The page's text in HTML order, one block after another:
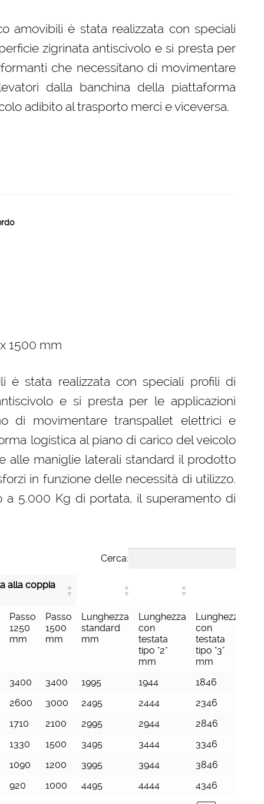
amovibili è stata realizzata con speciali
zigrinata antiscivolo e si presta per
che necessitano di movimentare
dalla banchina della piattaforma
adibito al trasporto merci e viceversa.
1500 mm
è stata realizzata con speciali profili di
e si presta per le applicazioni
di movimentare transpallet elettrici e
logistica al piano di carico del veicolo
alle maniglie laterali standard il prodotto
in funzione delle necessità di utilizzo.
a 5.000 Kg di portata, il superamento di
Cerca:
alla coppia
Passo
1250
mm
Passo
1500
mm
Lunghezza
standard
mm
Lunghezza
con
testata
tipo "2"
mm
Lunghezza
con
testata
tipo "3"
mm
3400 3400 1995 1944 1846
2600 3000 2495 2444 2346
1710 2100 2995 2944 2846
1330 1500 3495 3444 3346
1090 1200 3995 3944 3846
920 1000 4495 4444 4346